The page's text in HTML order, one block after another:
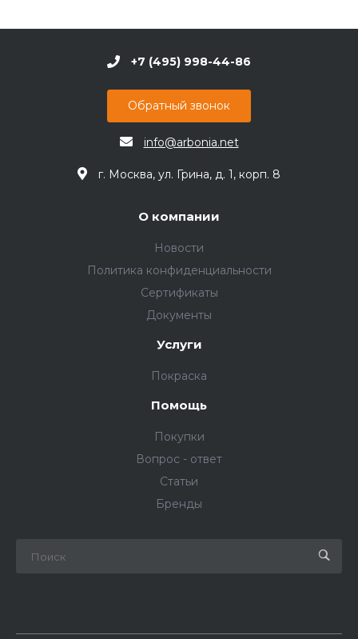
+7 (495) 998-44-86
Обратный звонок
info@arbonia.net
г. Москва, ул. Грина, д. 1, корп. 8
О компании
Новости
Политика конфиденциальности
Сертификаты
Документы
Услуги
Покраска
Помощь
Покупки
Вопрос - ответ
Статьи
Бренды